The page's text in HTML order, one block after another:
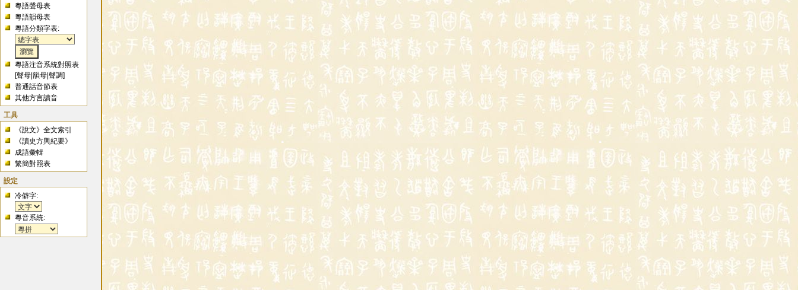
粵語聲母表
粵語韻母表
粵語分類字表:
粵語注音系統對照表
[聲母 |韻母 |聲調]
普通話音節表
其他方言讀音
工具
《說文》全文索引
《讀史方輿紀要》
成語彙輯
繁簡對照表
設定
冷僻字:
粵音系統: